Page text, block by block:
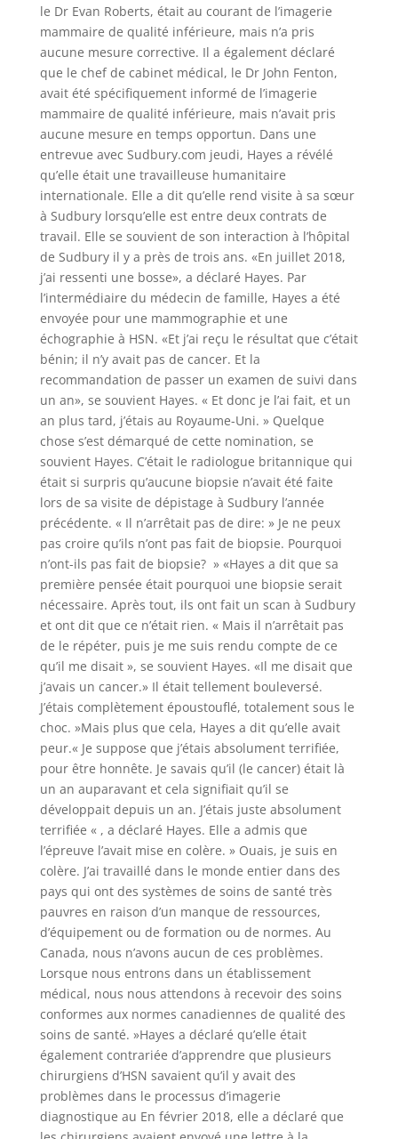
le Dr Evan Roberts, était au courant de l’imagerie
mammaire de qualité inférieure, mais n’a pris
aucune mesure corrective. Il a également déclaré
que le chef de cabinet médical, le Dr John Fenton,
avait été spécifiquement informé de l’imagerie
mammaire de qualité inférieure, mais n’avait pris
aucune mesure en temps opportun. Dans une
entrevue avec Sudbury.com jeudi, Hayes a révélé
qu’elle était une travailleuse humanitaire
internationale. Elle a dit qu’elle rend visite à sa sœur
à Sudbury lorsqu’elle est entre deux contrats de
travail. Elle se souvient de son interaction à l’hôpital
de Sudbury il y a près de trois ans. «En juillet 2018,
j’ai ressenti une bosse», a déclaré Hayes. Par
l’intermédiaire du médecin de famille, Hayes a été
envoyée pour une mammographie et une
échographie à HSN. «Et j’ai reçu le résultat que c’était
bénin; il n’y avait pas de cancer. Et la
recommandation de passer un examen de suivi dans
un an», se souvient Hayes. « Et donc je l’ai fait, et un
an plus tard, j’étais au Royaume-Uni. » Quelque
chose s’est démarqué de cette nomination, se
souvient Hayes. C’était le radiologue britannique qui
était si surpris qu’aucune biopsie n’avait été faite
lors de sa visite de dépistage à Sudbury l’année
précédente. « Il n’arrêtait pas de dire: » Je ne peux
pas croire qu’ils n’ont pas fait de biopsie. Pourquoi
n’ont-ils pas fait de biopsie? » «Hayes a dit que sa
première pensée était pourquoi une biopsie serait
nécessaire. Après tout, ils ont fait un scan à Sudbury
et ont dit que ce n’était rien. « Mais il n’arrêtait pas
de le répéter, puis je me suis rendu compte de ce
qu’il me disait », se souvient Hayes. «Il me disait que
j’avais un cancer.» Il était tellement bouleversé.
J’étais complètement époustouflé, totalement sous le
choc. »Mais plus que cela, Hayes a dit qu’elle avait
peur.« Je suppose que j’étais absolument terrifiée,
pour être honnête. Je savais qu’il (le cancer) était là
un an auparavant et cela signifiait qu’il se
développait depuis un an. J’étais juste absolument
terrifiée « , a déclaré Hayes. Elle a admis que
l’épreuve l’avait mise en colère. » Ouais, je suis en
colère. J’ai travaillé dans le monde entier dans des
pays qui ont des systèmes de soins de santé très
pauvres en raison d’un manque de ressources,
d’équipement ou de formation ou de normes. Au
Canada, nous n’avons aucun de ces problèmes.
Lorsque nous entrons dans un établissement
médical, nous nous attendons à recevoir des soins
conformes aux normes canadiennes de qualité des
soins de santé. »Hayes a déclaré qu’elle était
également contrariée d’apprendre que plusieurs
chirurgiens d’HSN savaient qu’il y avait des
problèmes dans le processus d’imagerie
diagnostique au En février 2018, elle a déclaré que